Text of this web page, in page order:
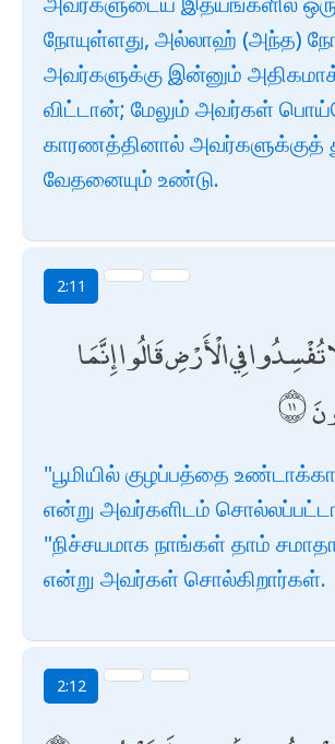
நோயுள்ளது, அல்லாஹ் (அந்த)
அவர்களுக்கு இன்னும்
விட்டான்; மேலும் அவர்கள்
காரணத்தினால் அவர்களுக்குத்
வேதனையும் உண்டு.
2:11
تُفْسِدُوا فِي الْأَرْضِ قَالُوا إِنَّمَا
"பூமியில் குழப்பத்தை
என்று அவர்களிடம்
"நிச்சயமாக நாங்கள் தாம்
என்று அவர்கள் சொல்கிறார்கள்.
2:12